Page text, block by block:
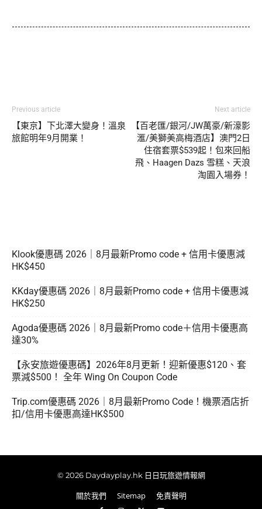
Previous article
【東京】下北澤大變身！溫泉
旅館明年9月開業！
Next article
【百老匯/銀河/JW萬豪/新濠影
滙/美獅美高梅酒店】澳門2日
住宿套票$539起！包來回船
飛、Haagen Dazs 雪糕、天浪
淘園入場券！
Klook優惠碼 2026｜8月最新Promo code + 信用卡優惠減
HK$450
KKday優惠碼 2026｜8月最新Promo code + 信用卡優惠減
HK$250
Agoda優惠碼 2026｜8月最新Promo code＋信用卡優惠高
達30%
【永安旅遊優惠碼】2026年8月更新！迎新優惠$120、套
票減$500！ 全年 Wing On Coupon Code
Trip.com優惠碼 2026｜8月最新Promo Code！機票酒店折
扣/信用卡優惠高達HK$500
© 2026 Daydayplay.hk 日日玩旅遊情報網
關於我們 Sitemap 免責聲明